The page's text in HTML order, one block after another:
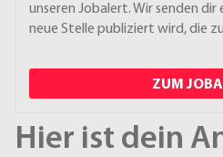
unseren Jobalert. Wir senden dir
neue Stelle publiziert wird, die
ZUM
Hier ist dein